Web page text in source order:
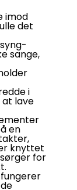
imod
det
sange,
i
at lave
en
knyttet
for